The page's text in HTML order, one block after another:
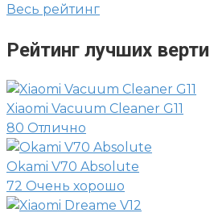
Весь рейтинг
Рейтинг лучших
Xiaomi Vacuum Cleaner G11
80 Отлично
Okami V70 Absolute
72 Очень хорошо